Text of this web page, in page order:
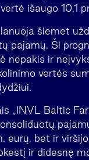
išaugo 10,1
šiemet
pajamų. Ši
nepakis ir
vertės
„INVL Baltic
eurų, bet ir
ir didesnę